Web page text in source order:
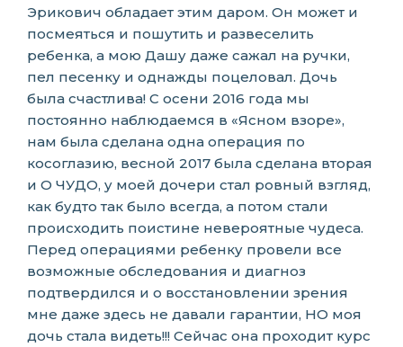
Эрикович обладает этим даром. Он может и
посмеяться и пошутить и развеселить
ребенка, а мою Дашу даже сажал на ручки,
пел песенку и однажды поцеловал. Дочь
была счастлива! С осени 2016 года мы
постоянно наблюдаемся в «Ясном взоре»,
нам была сделана одна операция по
косоглазию, весной 2017 была сделана вторая
и О ЧУДО, у моей дочери стал ровный взгляд,
как будто так было всегда, а потом стали
происходить поистине невероятные чудеса.
Перед операциями ребенку провели все
возможные обследования и диагноз
подтвердился и о восстановлении зрения
мне даже здесь не давали гарантии, НО моя
дочь стала видеть!!! Сейчас она проходит курс